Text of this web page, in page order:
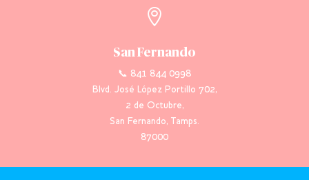

San Fernando
📞 841 844 0998
Blvd. José López Portillo 702,
2 de Octubre,
San Fernando, Tamps.
87000